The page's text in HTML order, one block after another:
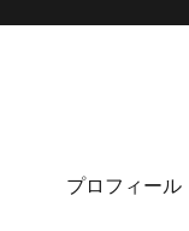
プロフィール